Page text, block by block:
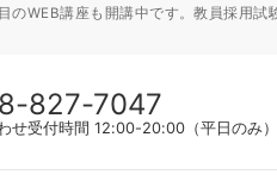
WEB講座も開講中です。教員採用試
827-7047
せ受付時間 12:00-20:00（平日のみ）